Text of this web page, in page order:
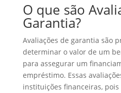
O que são
Garantia?
Avaliações de garantia são
determinar o valor de um
para assegurar um
empréstimo. Essas
instituições financeiras,